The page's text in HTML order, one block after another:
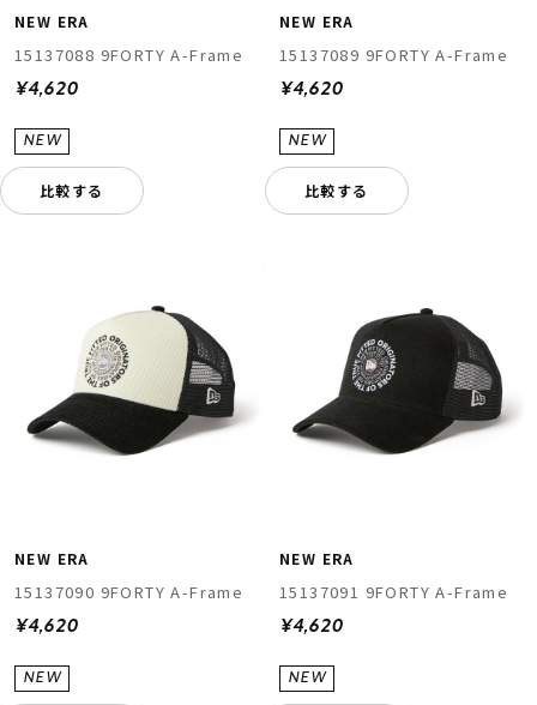
ポイント・クーポンもこのアプリで！
NEW ERA
15137088 9FORTY A-Frame
¥4,620
比較する
NEW ERA
15137089 9FORTY A-Frame
¥4,620
比較する
NEW ERA
15137090 9FORTY A-Frame
¥4,620
NEW ERA
15137091 9FORTY A-Frame
¥4,620